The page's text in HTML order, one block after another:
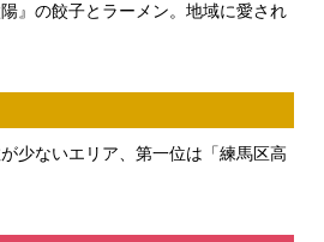
』の餃子とラーメン。地域に愛され
少ないエリア、第一位は「練馬区高